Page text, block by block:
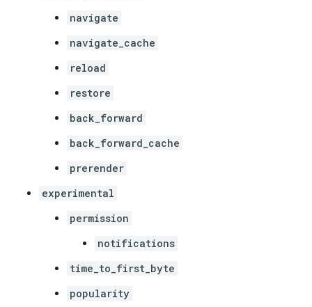
navigate
navigate_cache
reload
restore
back_forward
back_forward_cache
prerender
experimental
permission
notifications
time_to_first_byte
popularity